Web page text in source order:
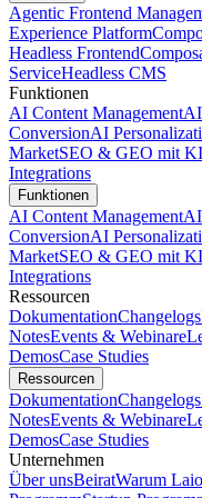
Agentic Frontend
Experience Platform
Headless Frontend
ServiceHeadless CMS
Funktionen
AI Content Management
ConversionAI
MarketSEO & GEO mit KI
Integrations
Funktionen
AI Content Management
ConversionAI
MarketSEO & GEO mit KI
Integrations
Ressourcen
DokumentationChangelogs
NotesEvents & Webinare
DemosCase Studies
Ressourcen
DokumentationChangelogs
NotesEvents & Webinare
DemosCase Studies
Unternehmen
Über unsBeiratWarum